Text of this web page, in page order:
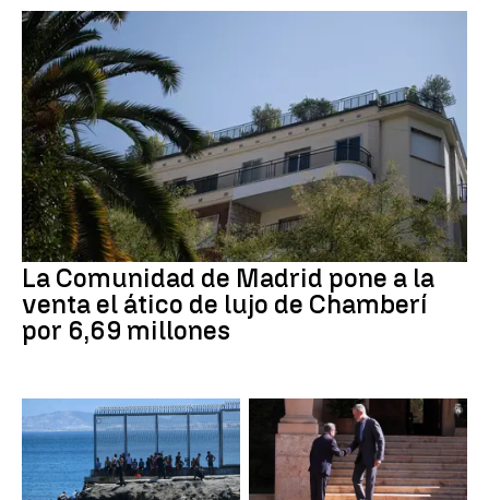
La Comunidad de Madrid pone a la
venta el ático de lujo de Chamberí
por 6,69 millones